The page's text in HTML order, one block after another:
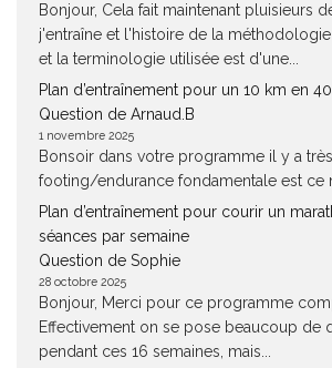
Bonjour, Cela fait maintenant pluisieurs
j'entraîne et l'histoire de la
et la terminologie utilisée est d'une...
Plan d’entraînement pour un 10 km en
Question de Arnaud.B
1 novembre 2025
Bonsoir dans votre programme il y a
footing/endurance fondamentale est ce
Plan d’entraînement pour courir un
séances par semaine
Question de Sophie
28 octobre 2025
Bonjour, Merci pour ce programme
Effectivement on se pose beaucoup de
pendant ces 16 semaines, mais...